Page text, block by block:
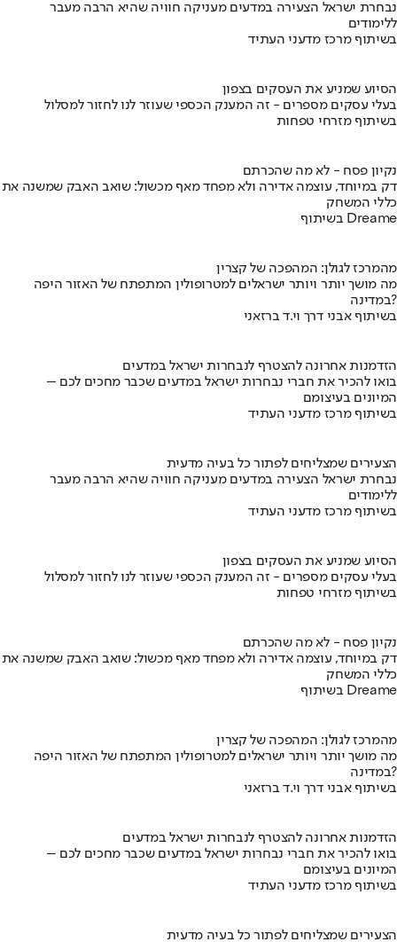
נבחרת ישראל הצעירה במדעים מעניקה חוויה שהיא הרבה מעבר
ללימודים
בשיתוף מרכז מדעני העתיד
הסיוע שמניע את העסקים בצפון
בעלי עסקים מספרים - זה המענק הכספי שעוזר לנו לחזור למסלול
בשיתוף מזרחי טפחות
נקיון פסח - לא מה שהכרתם
דק במיוחד, עוצמה אדירה ולא מפחד מאף מכשול: שואב האבק שמשנה את
כללי המשחק
בשיתוף Dreame
מהמרכז לגולן: המהפכה של קצרין
מה מושך יותר ויותר ישראלים למטרופולין המתפתח של האזור היפה
במדינה?
בשיתוף אבני דרך וי.ד ברזאני
הזדמנות אחרונה להצטרף לנבחרות ישראל במדעים
בואו להכיר את חברי נבחרות ישראל במדעים שכבר מחכים לכם –
המיונים בעיצומם
בשיתוף מרכז מדעני העתיד
הצעירים שמצליחים לפתור כל בעיה מדעית
נבחרת ישראל הצעירה במדעים מעניקה חוויה שהיא הרבה מעבר
ללימודים
בשיתוף מרכז מדעני העתיד
הסיוע שמניע את העסקים בצפון
בעלי עסקים מספרים - זה המענק הכספי שעוזר לנו לחזור למסלול
בשיתוף מזרחי טפחות
נקיון פסח - לא מה שהכרתם
דק במיוחד, עוצמה אדירה ולא מפחד מאף מכשול: שואב האבק שמשנה את
כללי המשחק
בשיתוף Dreame
מהמרכז לגולן: המהפכה של קצרין
מה מושך יותר ויותר ישראלים למטרופולין המתפתח של האזור היפה
במדינה?
בשיתוף אבני דרך וי.ד ברזאני
הזדמנות אחרונה להצטרף לנבחרות ישראל במדעים
בואו להכיר את חברי נבחרות ישראל במדעים שכבר מחכים לכם –
המיונים בעיצומם
בשיתוף מרכז מדעני העתיד
הצעירים שמצליחים לפתור כל בעיה מדעית